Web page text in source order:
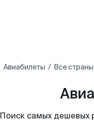
Авиабилеты Все
Поиск самых дешевых